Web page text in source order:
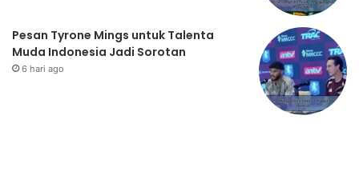
Pesan Tyrone Mings untuk Talenta
Muda Indonesia Jadi Sorotan
6 hari ago